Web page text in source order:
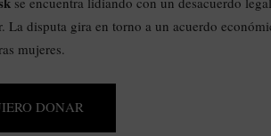
disputa gira en torno a un acuerdo
mujeres.
DONAR